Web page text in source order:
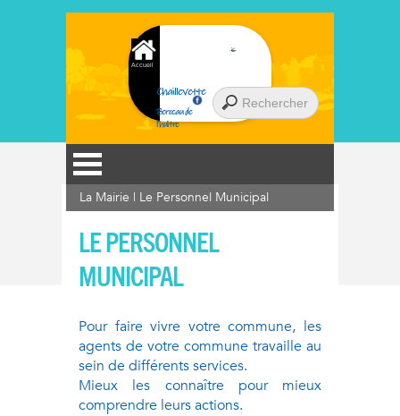
Accueil
Chaillevette
Berceau de
l'huître
La Mairie | Le Personnel Municipal
LE PERSONNEL
MUNICIPAL
Pour faire vivre votre commune, les
agents de votre commune travaille au
sein de différents services.
Mieux les connaître pour mieux
comprendre leurs actions.